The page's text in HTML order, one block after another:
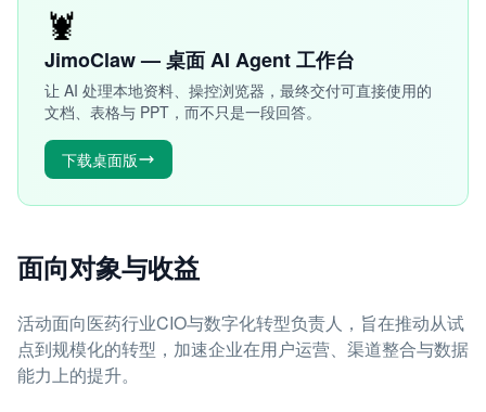
🦞
JimoClaw — 桌面 AI Agent 工作台
让 AI 处理本地资料、操控浏览器，最终交付可直接使用的
文档、表格与 PPT，而不只是一段回答。
下载桌面版
面向对象与收益
活动面向医药行业CIO与数字化转型负责人，旨在推动从试
点到规模化的转型，加速企业在用户运营、渠道整合与数据
能力上的提升。